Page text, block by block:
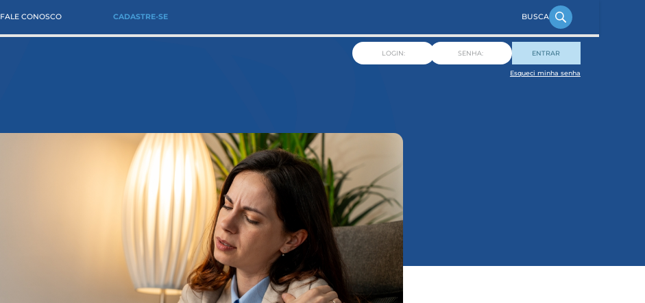
FALE CONOSCO CADASTRE-SE
ENTRAR
Esqueci minha senha